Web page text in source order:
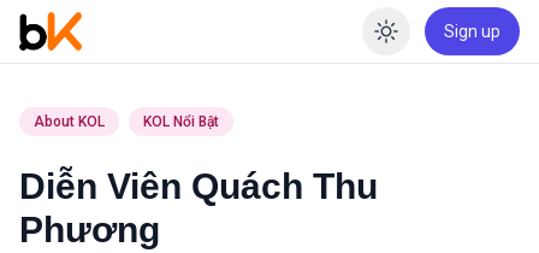
Enable
Sign up
About KOL KOL Nổi Bật
Diễn Viên Quách Thu
Phương